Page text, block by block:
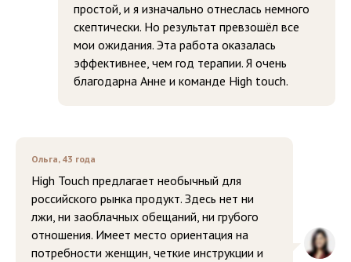
простой, и я изначально отнеслась немного
скептически. Но результат превзошёл все
мои ожидания. Эта работа оказалась
эффективнее, чем год терапии. Я очень
благодарна Анне и команде High touch.
Ольга, 43 года
High Touch предлагает необычный для
российского рынка продукт. Здесь нет ни
лжи, ни заоблачных обещаний, ни грубого
отношения. Имеет место ориентация на
потребности женщин, четкие инструкции и